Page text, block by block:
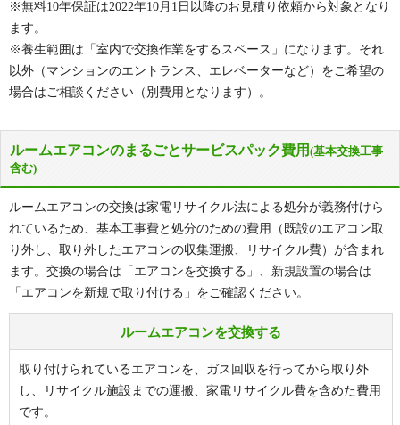
※無料10年保証は2022年10月1日以降のお見積り依頼から対象となり
ます。
※養生範囲は「室内で交換作業をするスペース」になります。それ
以外（マンションのエントランス、エレベーターなど）をご希望の
場合はご相談ください（別費用となります）。
ルームエアコンのまるごとサービスパック費用 (基本交換工事
含む)
ルームエアコンの交換は家電リサイクル法による処分が義務付けら
れているため、基本工事費と処分のための費用（既設のエアコン取
り外し、取り外したエアコンの収集運搬、リサイクル費）が含まれ
ます。交換の場合は「エアコンを交換する」、新規設置の場合は
「エアコンを新規で取り付ける」をご確認ください。
ルームエアコンを交換する
取り付けられているエアコンを、ガス回収を行ってから取り外
し、リサイクル施設までの運搬、家電リサイクル費を含めた費用
です。